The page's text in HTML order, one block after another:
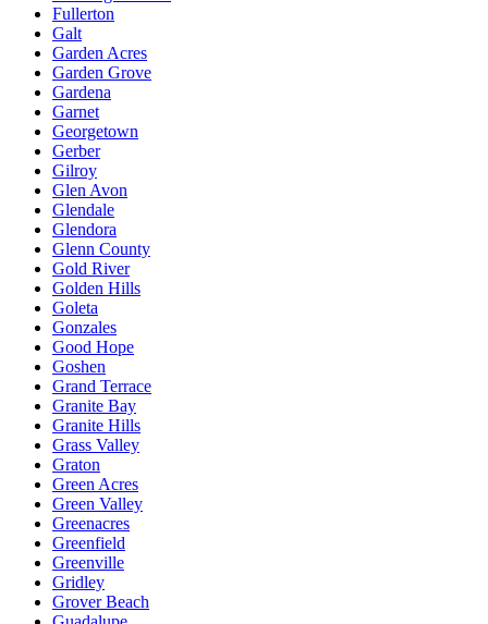
Fullerton
Galt
Garden Acres
Garden Grove
Gardena
Garnet
Georgetown
Gerber
Gilroy
Glen Avon
Glendale
Glendora
Glenn County
Gold River
Golden Hills
Goleta
Gonzales
Good Hope
Goshen
Grand Terrace
Granite Bay
Granite Hills
Grass Valley
Graton
Green Acres
Green Valley
Greenacres
Greenfield
Greenville
Gridley
Grover Beach